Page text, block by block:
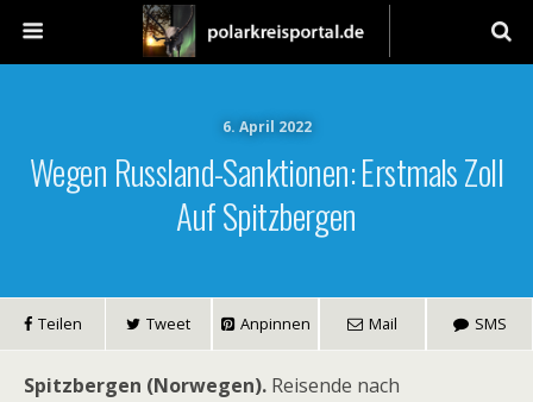
6. April 2022
Wegen Russland-Sanktionen: Erstmals Zoll
Auf Spitzbergen
Teilen Tweet Anpinnen Mail SMS
Spitzbergen (Norwegen). Reisende nach